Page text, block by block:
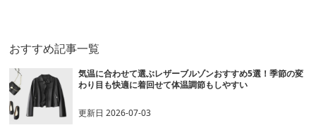
おすすめ記事一覧
気温に合わせて選ぶレザーブルゾンおすすめ5選！季節の変
わり目も快適に着回せて体温調節もしやすい
更新日2026-07-03